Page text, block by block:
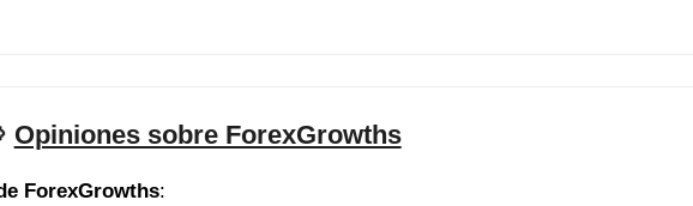
Opiniones sobre ForexGrowths
ForexGrowths: